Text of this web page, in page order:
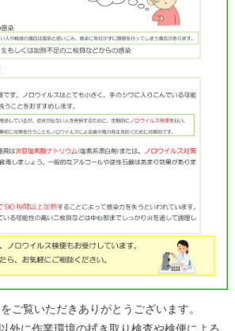
ご覧いただきありがとうございます。
外に作業環境の拭き取り検査や検便による